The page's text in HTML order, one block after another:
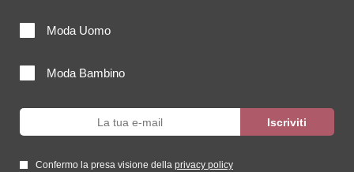
Moda Uomo
Moda Bambino
Confermo la presa visione della privacy policy